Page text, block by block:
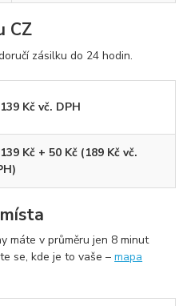
CZ
zásilku do 24 hodin.
Kč vč. DPH
Kč + 50 Kč (189 Kč vč.
máte v průměru jen 8 minut
se, kde je to vaše –mapa